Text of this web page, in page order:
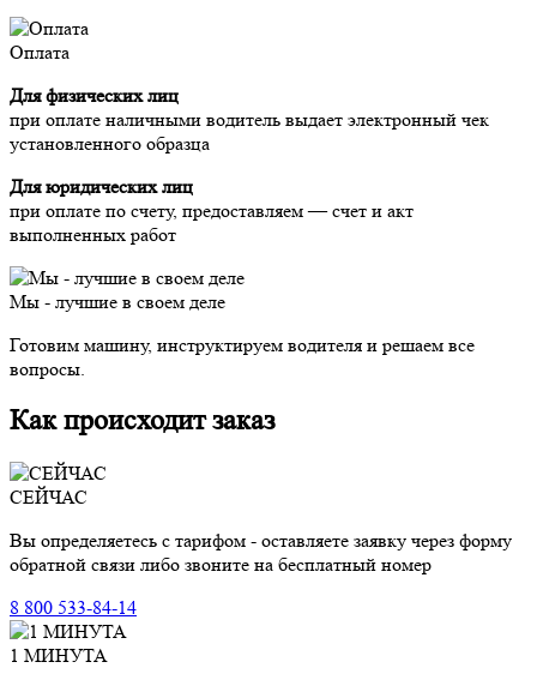
Оплата
Для физических лиц
при оплате наличными водитель выдает электронный чек
установленного образца
Для юридических лиц
при оплате по счету, предоставляем — счет и акт
выполненных работ
Мы - лучшие в своем деле
Готовим машину, инструктируем водителя и решаем все
вопросы.
Как происходит заказ
СЕЙЧАС
Вы определяетесь с тарифом - оставляете заявку через форму
обратной связи либо звоните на бесплатный номер
8 800 533-84-14
1 МИНУТА